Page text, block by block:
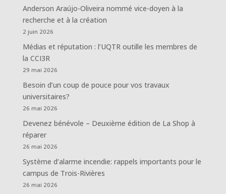
Anderson Araújo-Oliveira nommé vice-doyen à la
recherche et à la création
2 juin 2026
Médias et réputation : l’UQTR outille les membres de
la CCI3R
29 mai 2026
Besoin d’un coup de pouce pour vos travaux
universitaires?
26 mai 2026
Devenez bénévole – Deuxième édition de La Shop à
réparer
26 mai 2026
Système d’alarme incendie: rappels importants pour le
campus de Trois-Rivières
26 mai 2026